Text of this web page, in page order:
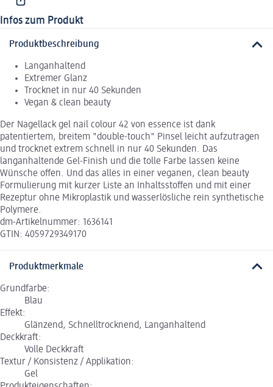
Infos zum Produkt
Produktbeschreibung
Langanhaltend
Extremer Glanz
Trocknet in nur 40 Sekunden
Vegan & clean beauty
Der Nagellack gel nail colour 42 von essence ist dank
patentiertem, breitem "double-touch" Pinsel leicht aufzutragen
und trocknet extrem schnell in nur 40 Sekunden. Das
langanhaltende Gel-Finish und die tolle Farbe lassen keine
Wünsche offen. Und das alles in einer veganen, clean beauty
Formulierung mit kurzer Liste an Inhaltsstoffen und mit einer
Rezeptur ohne Mikroplastik und wasserlösliche rein synthetische
Polymere.
dm-Artikelnummer: 1636141
GTIN: 4059729349170
Produktmerkmale
Grundfarbe:
Blau
Effekt:
Glänzend, Schnelltrocknend, Langanhaltend
Deckkraft:
Volle Deckkraft
Textur / Konsistenz / Applikation:
Gel